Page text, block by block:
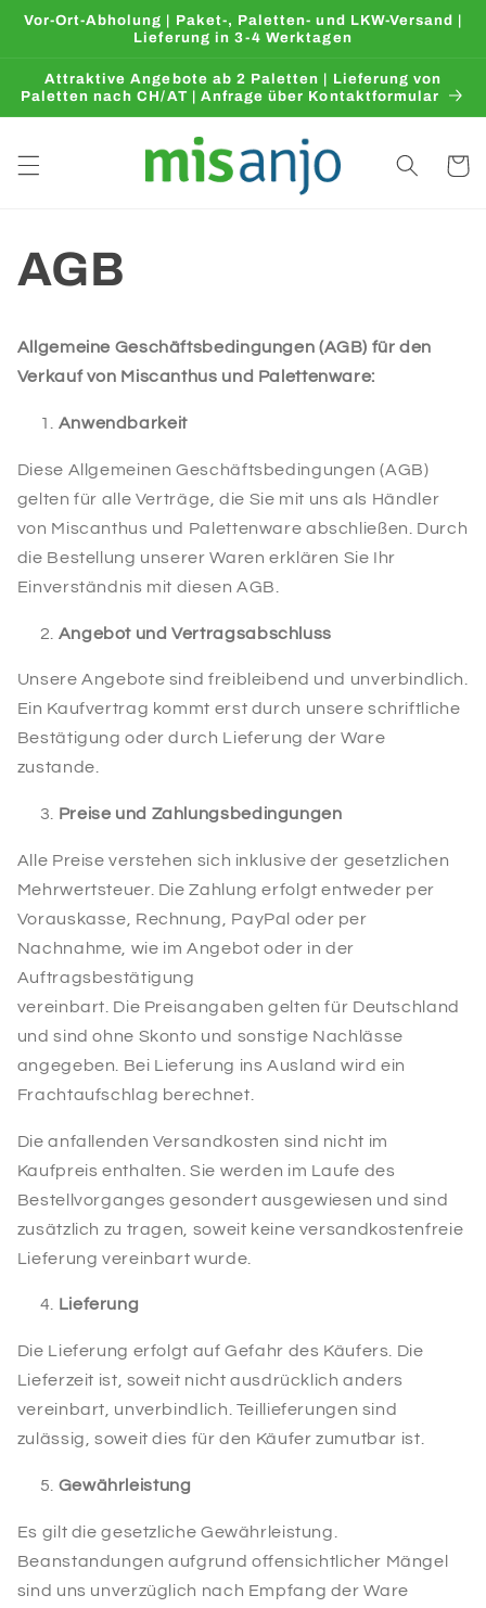
zum
Vor-Ort-Abholung | Paket-, Paletten- und LKW-Versand |
Lieferung in 3-4 Werktagen
Attraktive Angebote ab 2 Paletten | Lieferung von
Paletten nach CH/AT | Anfrage über Kontaktformular
AGB
Allgemeine Geschäftsbedingungen (AGB) für den
Verkauf von Miscanthus und Palettenware:
Anwendbarkeit
Diese Allgemeinen Geschäftsbedingungen (AGB)
gelten für alle Verträge, die Sie mit uns als Händler
von Miscanthus und Palettenware abschließen. Durch
die Bestellung unserer Waren erklären Sie Ihr
Einverständnis mit diesen AGB.
Angebot und Vertragsabschluss
Unsere Angebote sind freibleibend und unverbindlich.
Ein Kaufvertrag kommt erst durch unsere schriftliche
Bestätigung oder durch Lieferung der Ware
zustande.
Preise und Zahlungsbedingungen
Alle Preise verstehen sich inklusive der gesetzlichen
Mehrwertsteuer. Die Zahlung erfolgt entweder per
Vorauskasse, Rechnung, PayPal oder per
Nachnahme, wie im Angebot oder in der
Auftragsbestätigung
vereinbart. Die Preisangaben gelten für Deutschland
und sind ohne Skonto und sonstige Nachlässe
angegeben. Bei Lieferung ins Ausland wird ein
Frachtaufschlag berechnet
Die anfallenden Versandkosten sind nicht im
Kaufpreis enthalten. Sie werden im Laufe des
Bestellvorganges gesondert ausgewiesen und sind
zusätzlich zu tragen, soweit keine versandkostenfreie
Lieferung vereinbart wurde.
Lieferung
Die Lieferung erfolgt auf Gefahr des Käufers. Die
Lieferzeit ist, soweit nicht ausdrücklich anders
vereinbart, unverbindlich. Teillieferungen sind
zulässig, soweit dies für den Käufer zumutbar ist.
Gewährleistung
Es gilt die gesetzliche Gewährleistung.
Beanstandungen aufgrund offensichtlicher Mängel
sind uns unverzüglich nach Empfang der Ware